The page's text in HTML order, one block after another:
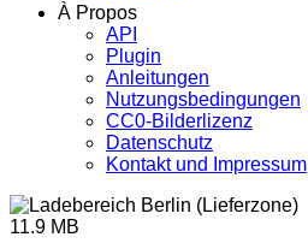
À Propos
API
Plugin
Anleitungen
Nutzungsbedingungen
CC0-Bilderlizenz
Datenschutz
Kontakt und Impressum
11.9 MB